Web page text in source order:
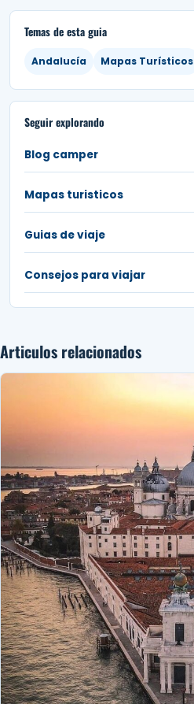
Temas de esta guia
Andalucía Mapas Turísticos
Seguir explorando
Blog camper
Mapas turisticos
Guias de viaje
Consejos para viajar
Articulos relacionados